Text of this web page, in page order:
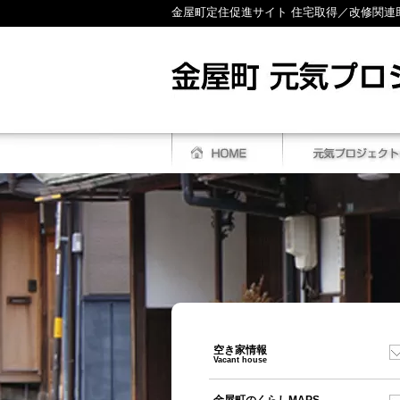
金屋町定住促進サイト 住宅取得／改修関連
空き家情報
Vacant house